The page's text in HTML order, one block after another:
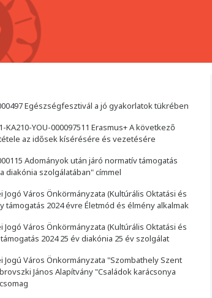
Egészségfesztivál a jó gyakorlatok tükrében
KA210-YOU-000097511 Erasmus+ A következő
az idősek kísérésére és vezetésére
Adományok után járó normatív támogatás
diakónia szolgálatában" címmel
Város Önkörmányzata (Kultúrális Oktatási és
támogatás 2024 évre Életmód és élmény alkalmak
Város Önkörmányzata (Kultúrális Oktatási és
2024 25 év diakónia 25 év szolgálat
Jogú Város Önkormányzata "Szombathely Szent
János Alapítvány "Családok karácsonya